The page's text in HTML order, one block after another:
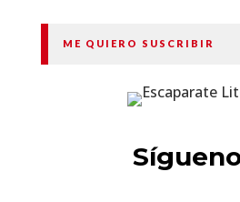
ME QUIERO SUSCRIBIR